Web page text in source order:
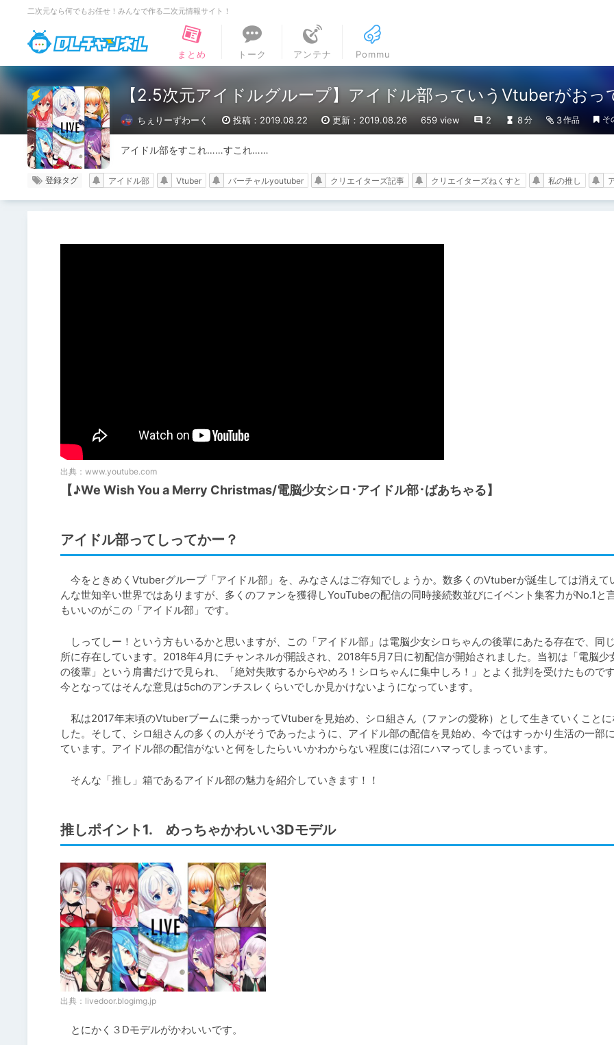
二次元なら何でもお任せ！みんなで作る二次元情報サイト！
DLチャンネル
まとめ
トーク アンテナ Pommu
【2.5次元アイドルグループ】アイドル部っていうVtuberがおっ
ちぇりーずわーく 投稿：2019.08.22 更新：2019.08.26 659 view 2 8分 3作品 そ
アイドル部をすこれ……すこれ……
登録タグ アイドル部 Vtuber バーチャルyoutuber クリエイターズ記事 クリエイターズねくすと 私の推し
出典： www.youtube.com
【♪We Wish You a Merry Christmas/電脳少女シロ･アイドル部･ばあちゃる】
アイドル部ってしってかー？
今をときめくVtuberグループ「アイドル部」を、みなさんはご存知でしょうか。数多くのVtuberが誕生しては消えて
んな世知辛い世界ではありますが、多くのファンを獲得しYouTubeの配信の同時接続数並びにイベント集客力がNo.1と
もいいのがこの「アイドル部」です。
しってしー！という方もいるかと思いますが、この「アイドル部」は電脳少女シロちゃんの後輩にあたる存在で、同
所に存在しています。2018年4月にチャンネルが開設され、2018年5月7日に初配信が開始されました。当初は「電脳少
の後輩」という肩書だけで見られ、「絶対失敗するからやめろ！シロちゃんに集中しろ！」とよく批判を受けたものです
今となってはそんな意見は5chのアンチスレくらいでしか見かけないようになっています。
私は2017年末頃のVtuberブームに乗っかってVtuberを見始め、シロ組さん（ファンの愛称）として生きていくことに
した。そして、シロ組さんの多くの人がそうであったように、アイドル部の配信を見始め、今ではすっかり生活の一部
ています。アイドル部の配信がないと何をしたらいいかわからない程度には沼にハマってしまっています。
そんな「推し」箱であるアイドル部の魅力を紹介していきます！！
推しポイント1. めっちゃかわいい3Dモデル
出典： livedoor.blogimg.jp
とにかく３Dモデルがかわいいです。